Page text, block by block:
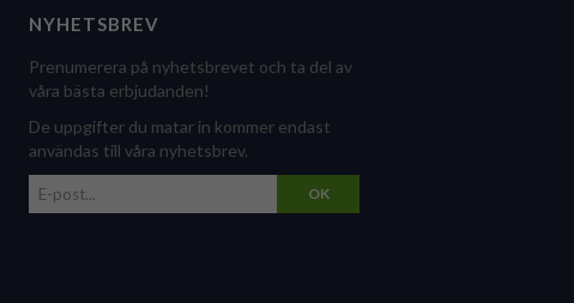
NYHETSBREV
Prenumerera på nyhetsbrevet och ta del av
våra bästa erbjudanden!
De uppgifter du matar in kommer endast
användas till våra nyhetsbrev.
OK